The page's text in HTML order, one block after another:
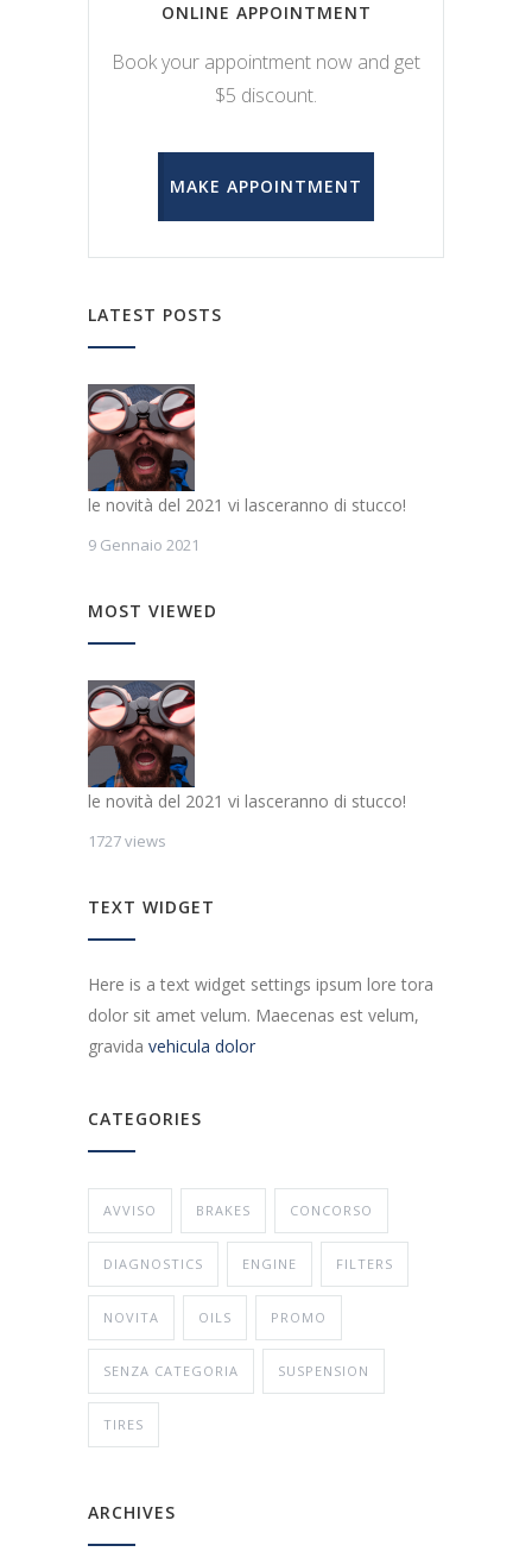
ONLINE APPOINTMENT
Book your appointment now and get
$5 discount.
MAKE APPOINTMENT
LATEST POSTS
le novità del 2021 vi lasceranno di stucco!
9 Gennaio 2021
MOST VIEWED
le novità del 2021 vi lasceranno di stucco!
1727 views
TEXT WIDGET
Here is a text widget settings ipsum lore tora
dolor sit amet velum. Maecenas est velum,
gravida vehicula dolor
CATEGORIES
AVVISO BRAKES CONCORSO
DIAGNOSTICS ENGINE FILTERS
NOVITA OILS PROMO
SENZA CATEGORIA SUSPENSION
TIRES
ARCHIVES